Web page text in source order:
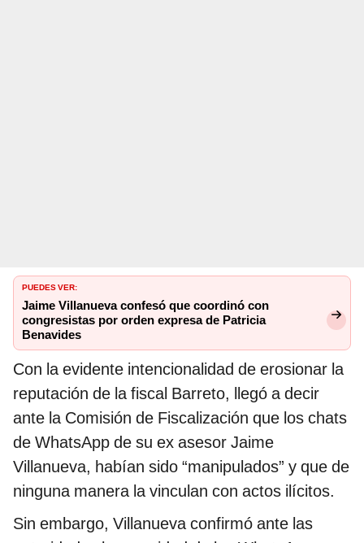
PUEDES VER:
Jaime Villanueva confesó que coordinó con
congresistas por orden expresa de Patricia
Benavides
Con la evidente intencionalidad de erosionar la
reputación de la fiscal Barreto, llegó a decir
ante la Comisión de Fiscalización que los chats
de WhatsApp de su ex asesor Jaime
Villanueva, habían sido “manipulados” y que de
ninguna manera la vinculan con actos ilícitos.
Sin embargo, Villanueva confirmó ante las